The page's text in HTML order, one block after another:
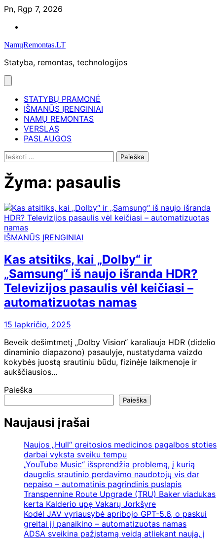
Skip
content
Pn, Rgp 7, 2026
NamųRemontas.LT
Statyba, remontas, technologijos
STATYBŲ PRAMONĖ
IŠMANŪS ĮRENGINIAI
NAMŲ REMONTAS
VERSLAS
PASLAUGOS
Ieškoti:
Žyma: pasaulis
IŠMANŪS ĮRENGINIAI
Kas atsitiks, kai „Dolby“ ir
„Samsung“ iš naujo išranda HDR?
Televizijos pasaulis vėl keičiasi –
automatizuotas namas
15 lapkričio, 2025
Beveik dešimtmetį „Dolby Vision“ karaliauja HDR (didelio
dinaminio diapazono) pasaulyje, nustatydama vaizdo
kokybės juostą srautiniu būdu, fizinėje laikmenoje ir
aukščiausios…
Paieška
Paieška
Naujausi įrašai
Naujos „Hull“ greitosios medicinos pagalbos stoties
darbai vyksta sveiku tempu
„YouTube Music“ išsprendžia problemą, į kurią
daugelis srautinio perdavimo naudotojų vis dar
nepaiso – automatinis pagrindinis puslapis
Transpennine Route Upgrade (TRU) Baker viadukas
kerta Kalderio upę Vakarų Jorkšyre
Kodėl JAV vyriausybė apribojo GPT-5.6, o paskui
greitai jį panaikino – automatizuotas namas
ADSA sveikina pažįstamą veidą atliekant naują, į